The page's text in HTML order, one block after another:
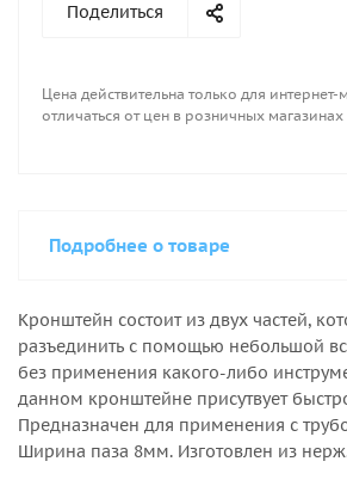
Поделиться
Цена действительна только для
отличаться от цен в розничных магазинах
Подробнее о товаре
Кронштейн состоит из двух частей,
разъединить с помощью небольшой
без применения какого-либо
данном кронштейне присутвует
Предназначен для применения с
Ширина паза 8мм. Изготовлен из